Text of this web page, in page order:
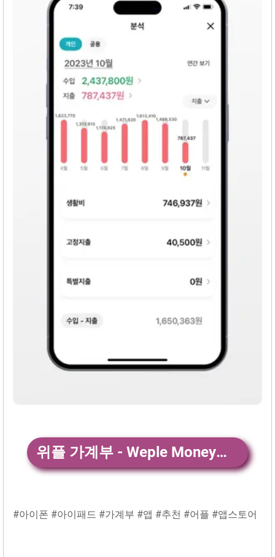
위플 가계부 - Weple Money전체 앱 다운
#아이폰 #아이패드 #가계부 #앱 #추천 #어플 #앱스토어